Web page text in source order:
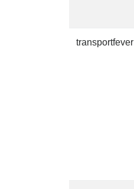
transportfever